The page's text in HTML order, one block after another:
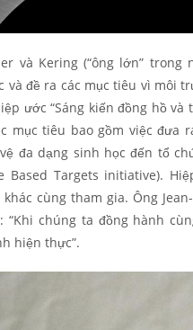
và Kering (“ông lớn”
và đề ra các mục tiêu vì môi
ước “Sáng kiến đồng hồ và
mục tiêu bao gồm việc đưa
đa dạng sinh học đến tổ
Based Targets initiative).
cùng tham gia. Ông
“Khi chúng ta đồng hành
hiện thực”.